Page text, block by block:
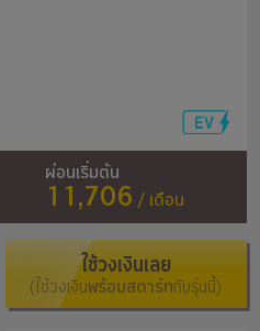
ผ่อนเริ่มต้น
11,706 / เดือน
ใช้วงเงินเลย
(ใช้วงเงินพร้อมสตาร์ทกับรุ่นนี้)